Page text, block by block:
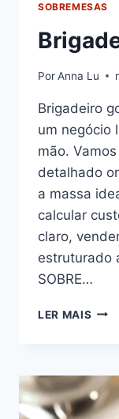
SOBREMESAS
PorAnna Lu
Brigadeiro
um negócio
mão.
detalhado
a massa
calcular
claro,
estruturado
SOBRE…
LER MAIS